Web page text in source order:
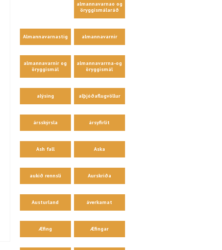
almannavarnao og
öryggismálaráð
Almannavarnastig almannavarnir
almannavarnir og
öryggismál
almannavarrna-og
öryggismál
alýsing alþjóðaflugvöllur
ársskýrsla ársyfirlit
Ash fall Aska
aukið rennsli Aurskriða
Austurland áverkamat
Æfing Æfingar